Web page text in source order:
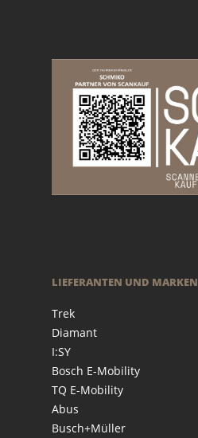
LIEFERANTEN UND MARKEN
Trek
Diamant
I:SY
Bosch E-Mobility
TQ E-Mobility
Abus
Busch+Müller